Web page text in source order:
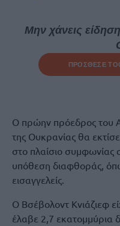
Μην χάνεις
ΠΡΟΣΘΕΣΕ ΤΟ
Ο πρώην πρόεδρος του
της Ουκρανίας θα
στο πλαίσιο συμφωνίας
υπόθεση διαφθοράς,
εισαγγελείς.
Ο Βσέβολοντ Κνιάζιεφ
έλαβε 2,7 εκατομμύρια